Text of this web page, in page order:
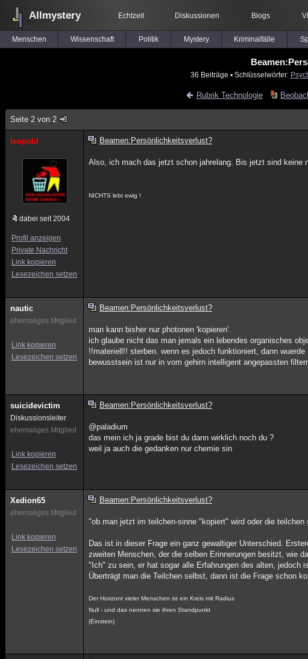
Allmystery Echtzeit Diskussionen Blogs
Menschen Wissenschaft Politik Mystery Kriminalfälle
36 Beiträge ▪ Schlüsselwörter:
Rubrik Technologie
Seite 2 von 2
leopold
dabei seit 2004
Profil anzeigen
Private Nachricht
Link kopieren
Lesezeichen setzen
Beamen:Persönlichkeitsverlust?
Also, ich mach das jetzt schon jahrelang. Bis jetzt sind keine
NICHTS lebt ewig !
nautic
ehemaliges Mitglied
Link kopieren
Lesezeichen setzen
Beamen:Persönlichkeitsverlust?
man kann bisher nur photonen 'kopieren'.
ich glaube nicht das man jemals ein lebendes organisches
!!materiell!! sterben. wenn es jedoch funktioniert, dann
bewusstsein ist nur in vom gehirn intelligent angepassten
suicidevictim
Diskussionsleiter
ehemaliges Mitglied
Link kopieren
Lesezeichen setzen
Beamen:Persönlichkeitsverlust?
@paladium
das mein ich ja grade bist du dann wirklich noch du ?
weil ja auch die gedanken nur chemie sin
Xedion65
ehemaliges Mitglied
Link kopieren
Lesezeichen setzen
Beamen:Persönlichkeitsverlust?
"ob man jetzt im teilchen-sinne "kopiert" wird oder die
Das ist in dieser Frage ein ganz gewaltiger Unterschied.
zweiten Menschen, der die selben Erinnerungen besitzt, wie
"Ich" zu sein, er hat sogar alle Erfahrungen des alten, jedoch
Überträgt man die Teilchen selbst, dann ist die Frage schon
Der Horizont vieler Menschen ist ein Kreis mit Radius
Null - und das nennen sie ihren Standpunkt
(Einstein)